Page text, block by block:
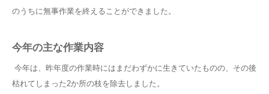
のうちに無事作業を終えることができました。
今年の主な作業内容
今年は、昨年度の作業時にはまだわずかに生きていたものの、その後
枯れてしまった2か所の枝を除去しました。